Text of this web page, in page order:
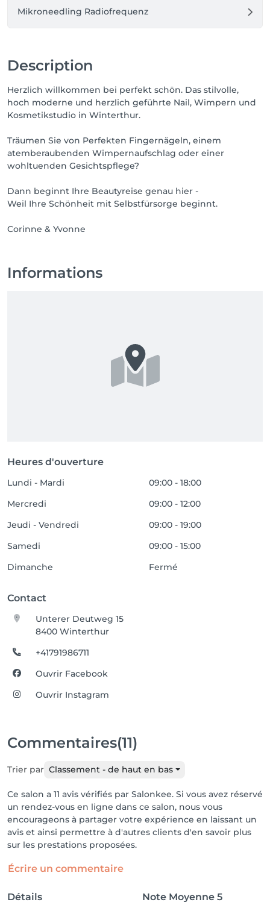
Mikroneedling Radiofrequenz
Description
Herzlich willkommen bei perfekt schön. Das stilvolle,
hoch moderne und herzlich geführte Nail, Wimpern und
Kosmetikstudio in Winterthur.
Träumen Sie von Perfekten Fingernägeln, einem
atemberaubenden Wimpernaufschlag oder einer
wohltuenden Gesichtspflege?
Dann beginnt Ihre Beautyreise genau hier -
Weil Ihre Schönheit mit Selbstfürsorge beginnt.
Corinne & Yvonne
Informations
Heures d'ouverture
Lundi - Mardi
09:00 - 18:00
Mercredi
09:00 - 12:00
Jeudi - Vendredi
09:00 - 19:00
Samedi
09:00 - 15:00
Dimanche
Fermé
Contact
Unterer Deutweg 15
8400 Winterthur
+41791986711
Ouvrir Facebook
Ouvrir Instagram
Commentaires(11)
Trier par Classement - de haut en bas
Ce salon a 11 avis vérifiés par Salonkee. Si vous avez réservé
un rendez-vous en ligne dans ce salon, nous vous
encourageons à partager votre expérience en laissant un
avis et ainsi permettre à d'autres clients d'en savoir plus
sur les prestations proposées.
Écrire un commentaire
Détails Note Moyenne 5